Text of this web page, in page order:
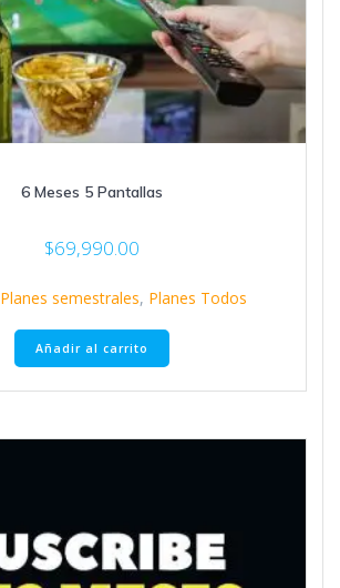
6 Meses 5 Pantallas
$69,990.00
Planes semestrales, Planes Todos
Añadir al carrito